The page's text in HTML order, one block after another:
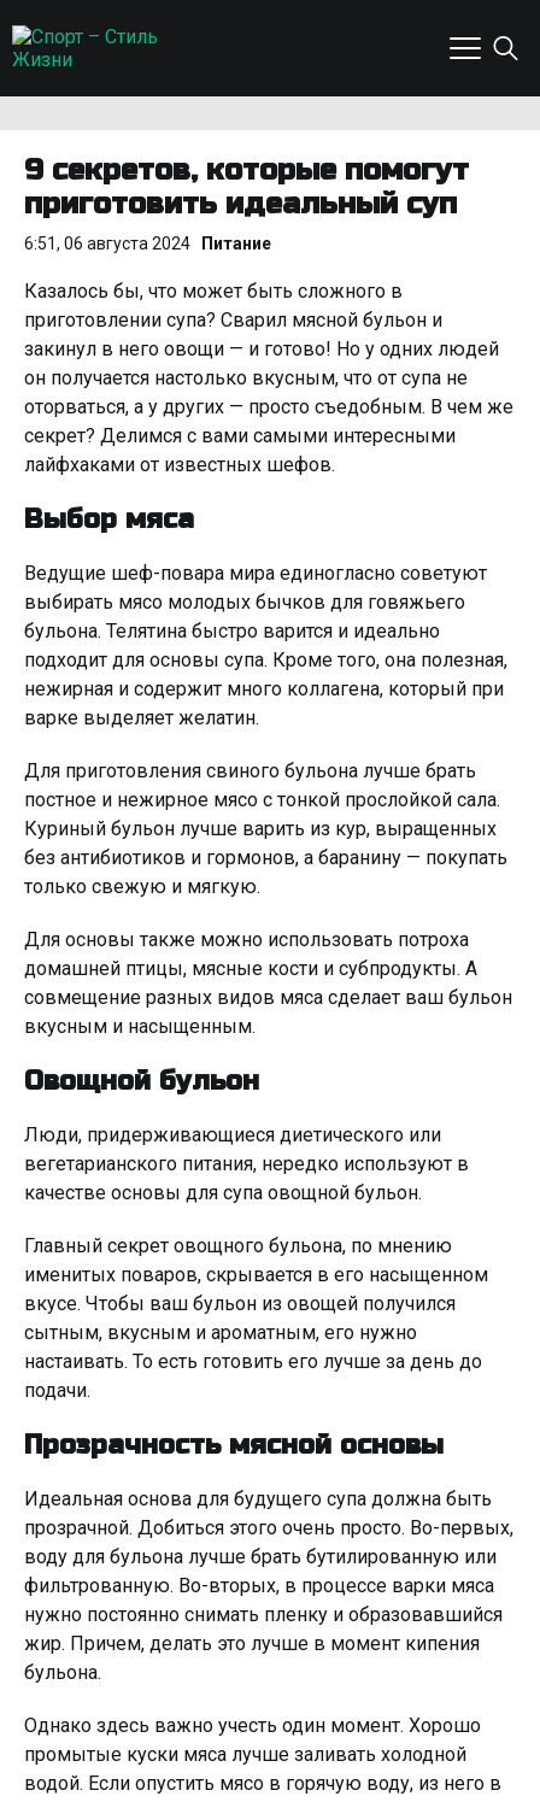
9 секретов, которые помогут
приготовить идеальный суп
6:51, 06 августа 2024 Питание
Казалось бы, что может быть сложного в
приготовлении супа? Сварил мясной бульон и
закинул в него овощи — и готово! Но у одних людей
он получается настолько вкусным, что от супа не
оторваться, а у других — просто съедобным. В чем же
секрет? Делимся с вами самыми интересными
лайфхаками от известных шефов.
Выбор мяса
Ведущие шеф-повара мира единогласно советуют
выбирать мясо молодых бычков для говяжьего
бульона. Телятина быстро варится и идеально
подходит для основы супа. Кроме того, она полезная,
нежирная и содержит много коллагена, который при
варке выделяет желатин.
Для приготовления свиного бульона лучше брать
постное и нежирное мясо с тонкой прослойкой сала.
Куриный бульон лучше варить из кур, выращенных
без антибиотиков и гормонов, а баранину — покупать
только свежую и мягкую.
Для основы также можно использовать потроха
домашней птицы, мясные кости и субпродукты. А
совмещение разных видов мяса сделает ваш бульон
вкусным и насыщенным.
Овощной бульон
Люди, придерживающиеся диетического или
вегетарианского питания, нередко используют в
качестве основы для супа овощной бульон.
Главный секрет овощного бульона, по мнению
именитых поваров, скрывается в его насыщенном
вкусе. Чтобы ваш бульон из овощей получился
сытным, вкусным и ароматным, его нужно
настаивать. То есть готовить его лучше за день до
подачи.
Прозрачность мясной основы
Идеальная основа для будущего супа должна быть
прозрачной. Добиться этого очень просто. Во-первых,
воду для бульона лучше брать бутилированную или
фильтрованную. Во-вторых, в процессе варки мяса
нужно постоянно снимать пленку и образовавшийся
жир. Причем, делать это лучше в момент кипения
бульона.
Однако здесь важно учесть один момент. Хорошо
промытые куски мяса лучше заливать холодной
водой. Если опустить мясо в горячую воду, из него в